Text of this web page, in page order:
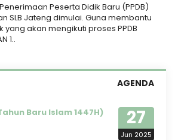
Peserta Didik Baru (PPDB)
SLB Jateng dimulai. Guna membantu
akan mengikuti proses PPDB
1..
AGENDA
27
Jun 2025
Baru Islam 1447H)